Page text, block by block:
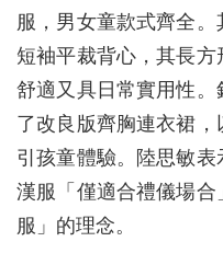
服，男女童款式齊全
短袖平裁背心，其長
舒適又具日常實用性
了改良版齊胸連衣裙
引孩童體驗。陸思敏
漢服「僅適合禮儀場
服」的理念。